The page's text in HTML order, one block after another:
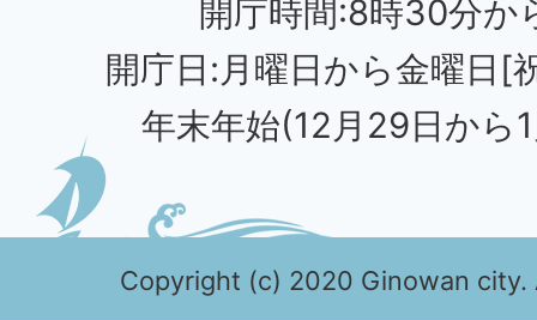
開庁時間:8時30分か
開庁日:月曜日から金曜日[
年末年始(12月29日から
Copyright (c) 2020 Ginowan city.